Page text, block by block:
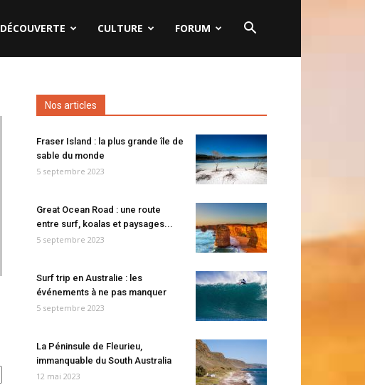
DÉCOUVERTE CULTURE FORUM
Nos articles
Fraser Island : la plus grande île de
sable du monde
5 septembre 2023
Great Ocean Road : une route
entre surf, koalas et paysages...
5 septembre 2023
Surf trip en Australie : les
événements à ne pas manquer
5 septembre 2023
La Péninsule de Fleurieu,
immanquable du South Australia
12 mai 2023